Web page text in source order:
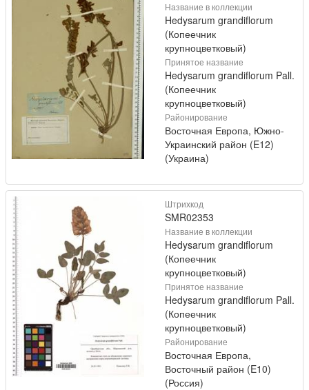
Название в коллекции
Hedysarum grandiflorum
(Копеечник
крупноцветковый)
Принятое название
Hedysarum grandiflorum Pall.
(Копеечник
крупноцветковый)
Районирование
Восточная Европа, Южно-
Украинский район (E12)
(Украина)
Штрихкод
SMR02353
Название в коллекции
Hedysarum grandiflorum
(Копеечник
крупноцветковый)
Принятое название
Hedysarum grandiflorum Pall.
(Копеечник
крупноцветковый)
Районирование
Восточная Европа,
Восточный район (E10)
(Россия)